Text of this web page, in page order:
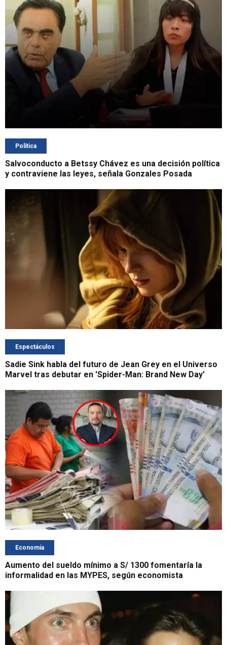
Política
Salvoconducto a Betssy Chávez es una decisión política
y contraviene las leyes, señala Gonzales Posada
Espectáculos
Sadie Sink habla del futuro de Jean Grey en el Universo
Marvel tras debutar en 'Spider-Man: Brand New Day'
Economía
Aumento del sueldo mínimo a S/ 1300 fomentaría la
informalidad en las MYPES, según economista